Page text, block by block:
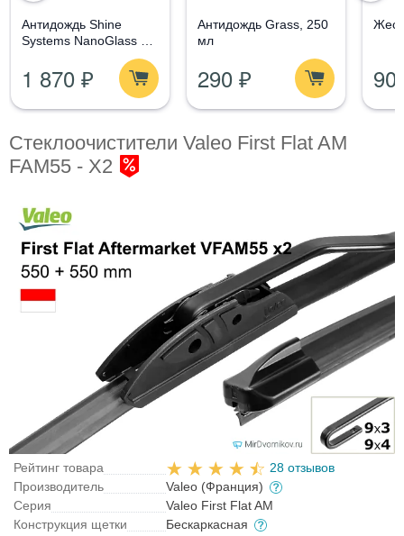
Aнтидождь Shine
Systems NanoGlass Kit
- Набор по уходу за
стеклом
1 870 ₽
Антидождь Grass, 250
мл
290 ₽ 90
Стеклоочистители Valeo First Flat AM
FAM55 - X2
Рейтинг товара
28 отзывов
Производитель
Valeo (Франция)
Серия
Valeo First Flat AM
Конструкция щетки
Бескаркасная